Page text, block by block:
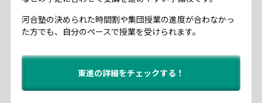
河合塾の決められた時間割や集団授業の進度が合わなかっ
た方でも、自分のペースで授業を受けられます。
東進の詳細をチェックする！